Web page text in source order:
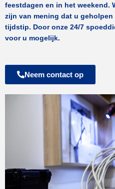
feestdagen en in het weekend.
zijn van mening dat u
tijdstip. Door onze 24/7
voor u mogelijk.
Neem contact op